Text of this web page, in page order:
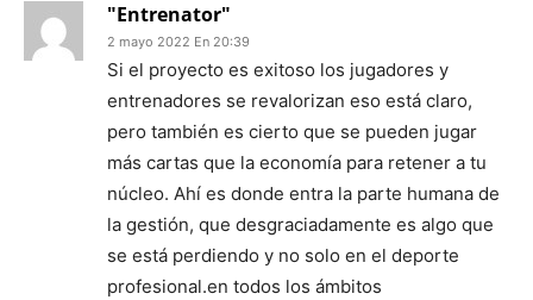
"Entrenator"
2 mayo 2022 En 20:39
Si el proyecto es exitoso los jugadores y
entrenadores se revalorizan eso está claro,
pero también es cierto que se pueden jugar
más cartas que la economía para retener a tu
núcleo. Ahí es donde entra la parte humana de
la gestión, que desgraciadamente es algo que
se está perdiendo y no solo en el deporte
profesional.en todos los ámbitos